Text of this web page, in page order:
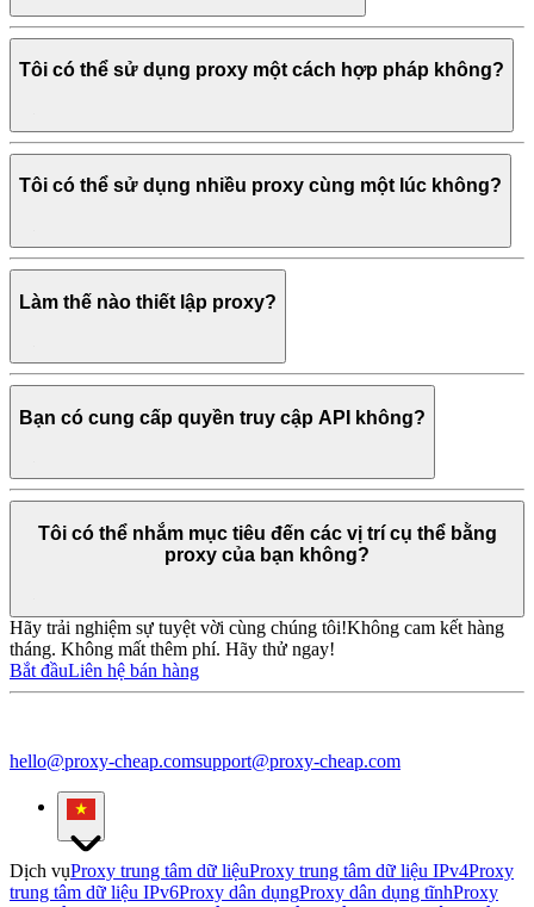
Tôi có thể sử dụng proxy một cách hợp pháp không?
Tôi có thể sử dụng nhiều proxy cùng một lúc không?
Làm thế nào thiết lập proxy?
Bạn có cung cấp quyền truy cập API không?
Tôi có thể nhắm mục tiêu đến các vị trí cụ thể bằng
proxy của bạn không?
Hãy trải nghiệm sự tuyệt vời cùng chúng tôi!Không cam kết hàng
tháng. Không mất thêm phí. Hãy thử ngay!
Bắt đầuLiên hệ bán hàng
hello@proxy-cheap.comsupport@proxy-cheap.com
Dịch vụProxy trung tâm dữ liệuProxy trung tâm dữ liệu IPv4Proxy
trung tâm dữ liệu IPv6Proxy dân dụngProxy dân dụng tĩnhProxy